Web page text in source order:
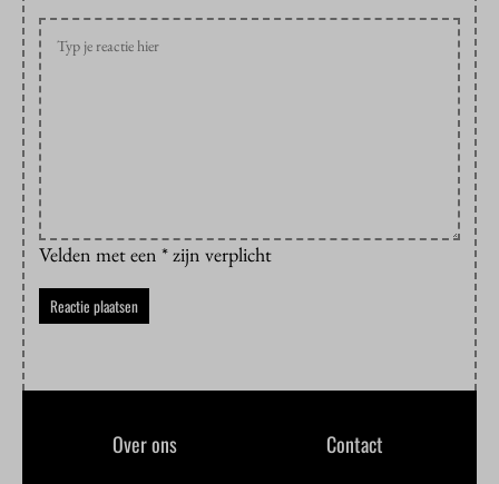
Velden met een * zijn verplicht
Over ons Contact